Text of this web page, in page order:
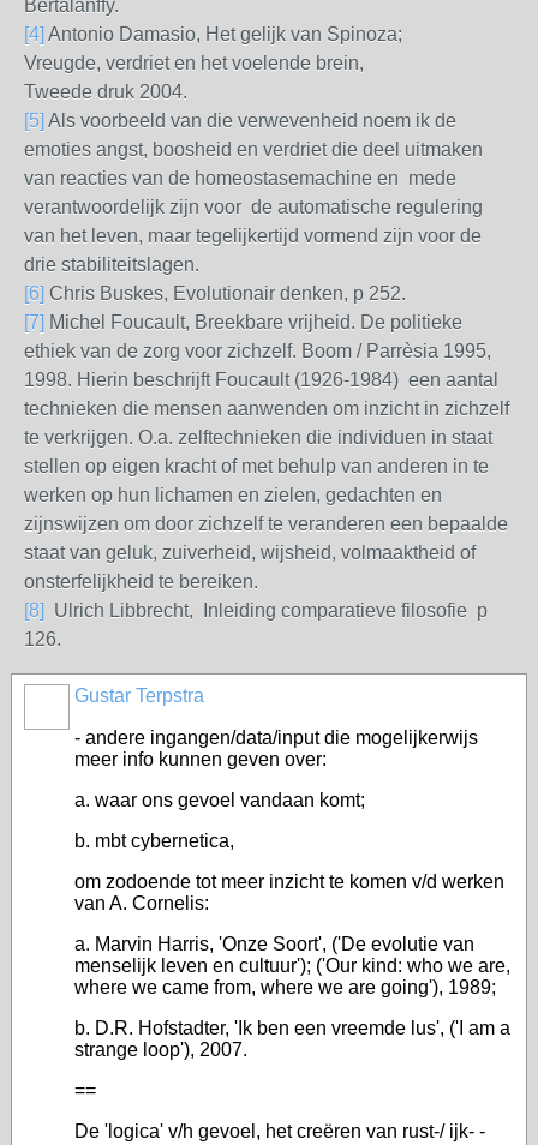
Bertalanffy.
[4] Antonio Damasio, Het gelijk van Spinoza;
Vreugde, verdriet en het voelende brein,
Tweede druk 2004.
[5] Als voorbeeld van die verwevenheid noem ik de
emoties angst, boosheid en verdriet die deel uitmaken
van reacties van de homeostasemachine en mede
verantwoordelijk zijn voor de automatische regulering
van het leven, maar tegelijkertijd vormend zijn voor de
drie stabiliteitslagen.
[6] Chris Buskes, Evolutionair denken, p 252.
[7] Michel Foucault, Breekbare vrijheid. De politieke
ethiek van de zorg voor zichzelf. Boom / Parrèsia 1995,
1998. Hierin beschrijft Foucault (1926-1984) een aantal
technieken die mensen aanwenden om inzicht in zichzelf
te verkrijgen. O.a. zelftechnieken die individuen in staat
stellen op eigen kracht of met behulp van anderen in te
werken op hun lichamen en zielen, gedachten en
zijnswijzen om door zichzelf te veranderen een bepaalde
staat van geluk, zuiverheid, wijsheid, volmaaktheid of
onsterfelijkheid te bereiken.
[8]
Ulrich Libbrecht, Inleiding comparatieve filosofie p
126.
Gustar Terpstra
- andere ingangen/data/input die mogelijkerwijs
meer info kunnen geven over:
a. waar ons gevoel vandaan komt;
b. mbt cybernetica,
om zodoende tot meer inzicht te komen v/d werken
van A. Cornelis:
a. Marvin Harris, 'Onze Soort', ('De evolutie van
menselijk leven en cultuur'); ('Our kind: who we are,
where we came from, where we are going'), 1989;
b. D.R. Hofstadter, 'Ik ben een vreemde lus', ('I am a
strange loop'), 2007.
==
De 'logica' v/h gevoel, het creëren van rust-/ ijk- -